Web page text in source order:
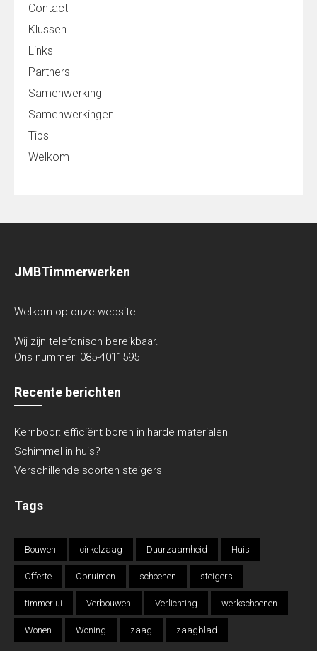
Contact
Klussen
Links
Partners
Samenwerking
Samenwerkingen
Tips
Welkom
JMBTimmerwerken
Welkom op onze website!
Wij zijn telefonisch bereikbaar.
Ons nummer: 085-4011595
Recente berichten
Kernboor: efficiënt boren in harde materialen
Schimmel in huis?
Verschillende soorten steigers
Tags
Bouwen cirkelzaag Duurzaamheid Huis
Offerte Opruimen schoenen steigers
timmerlui Verbouwen Verlichting werkschoenen
Wonen Woning zaag zaagblad